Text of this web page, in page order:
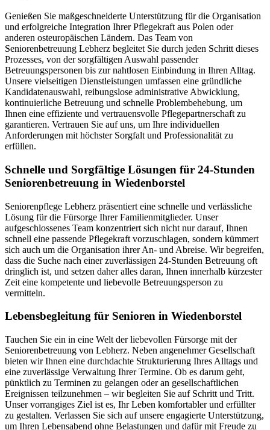
Genießen Sie maßgeschneiderte Unterstützung für die Organisation
und erfolgreiche Integration Ihrer Pflegekraft aus Polen oder
anderen osteuropäischen Ländern. Das Team von
Seniorenbetreuung Lebherz begleitet Sie durch jeden Schritt dieses
Prozesses, von der sorgfältigen Auswahl passender
Betreuungspersonen bis zur nahtlosen Einbindung in Ihren Alltag.
Unsere vielseitigen Dienstleistungen umfassen eine gründliche
Kandidatenauswahl, reibungslose administrative Abwicklung,
kontinuierliche Betreuung und schnelle Problembehebung, um
Ihnen eine effiziente und vertrauensvolle Pflegepartnerschaft zu
garantieren. Vertrauen Sie auf uns, um Ihre individuellen
Anforderungen mit höchster Sorgfalt und Professionalität zu
erfüllen.
Schnelle und Sorgfältige Lösungen für 24-Stunden
Seniorenbetreuung in Wiedenborstel
Seniorenpflege Lebherz präsentiert eine schnelle und verlässliche
Lösung für die Fürsorge Ihrer Familienmitglieder. Unser
aufgeschlossenes Team konzentriert sich nicht nur darauf, Ihnen
schnell eine passende Pflegekraft vorzuschlagen, sondern kümmert
sich auch um die Organisation ihrer An- und Abreise. Wir begreifen,
dass die Suche nach einer zuverlässigen 24-Stunden Betreuung oft
dringlich ist, und setzen daher alles daran, Ihnen innerhalb kürzester
Zeit eine kompetente und liebevolle Betreuungsperson zu
vermitteln.
Lebensbegleitung für Senioren in Wiedenborstel
Tauchen Sie ein in eine Welt der liebevollen Fürsorge mit der
Seniorenbetreuung von Lebherz. Neben angenehmer Gesellschaft
bieten wir Ihnen eine durchdachte Strukturierung Ihres Alltags und
eine zuverlässige Verwaltung Ihrer Termine. Ob es darum geht,
pünktlich zu Terminen zu gelangen oder an gesellschaftlichen
Ereignissen teilzunehmen – wir begleiten Sie auf Schritt und Tritt.
Unser vorrangiges Ziel ist es, Ihr Leben komfortabler und erfüllter
zu gestalten. Verlassen Sie sich auf unsere engagierte Unterstützung,
um Ihren Lebensabend ohne Belastungen und dafür mit Freude zu